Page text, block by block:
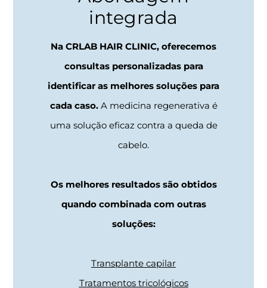
integrada
Na CRLAB HAIR CLINIC, oferecemos
consultas personalizadas para
identificar as melhores soluções para
cada caso. A medicina regenerativa é
uma solução eficaz contra a queda de
cabelo.
Os melhores resultados são obtidos
quando combinada com outras
soluções:
Transplante capilar
Tratamentos tricológicos